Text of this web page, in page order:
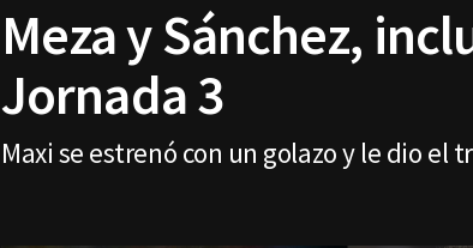
Meza y Sánchez,
Jornada 3
Maxi se estrenó con un golazo y le dio el